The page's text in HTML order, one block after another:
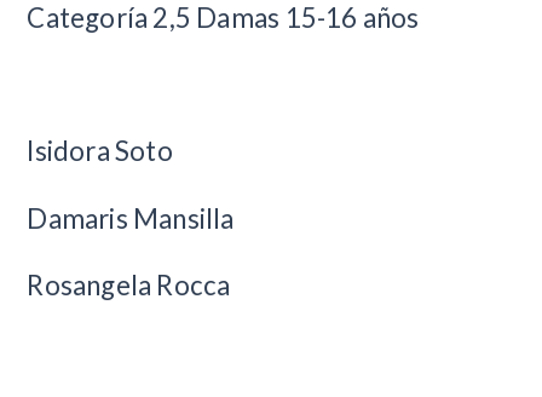
Categoría 2,5 Damas 15-16 años
Isidora Soto
Damaris Mansilla
Rosangela Rocca